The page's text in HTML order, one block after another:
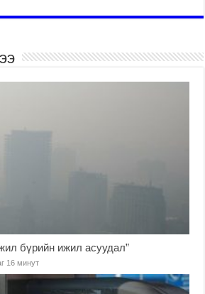
бүрийн ижил асуудал”
16 минут